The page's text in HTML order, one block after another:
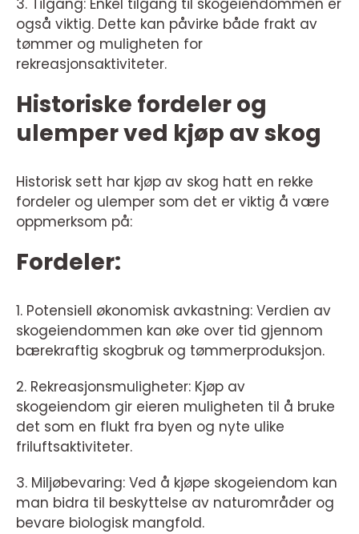
3. Tilgang: Enkel tilgang til skogeiendommen er
også viktig. Dette kan påvirke både frakt av
tømmer og muligheten for
rekreasjonsaktiviteter.
Historiske fordeler og
ulemper ved kjøp av skog
Historisk sett har kjøp av skog hatt en rekke
fordeler og ulemper som det er viktig å være
oppmerksom på:
Fordeler:
1. Potensiell økonomisk avkastning: Verdien av
skogeiendommen kan øke over tid gjennom
bærekraftig skogbruk og tømmerproduksjon.
2. Rekreasjonsmuligheter: Kjøp av
skogeiendom gir eieren muligheten til å bruke
det som en flukt fra byen og nyte ulike
friluftsaktiviteter.
3. Miljøbevaring: Ved å kjøpe skogeiendom kan
man bidra til beskyttelse av naturområder og
bevare biologisk mangfold.